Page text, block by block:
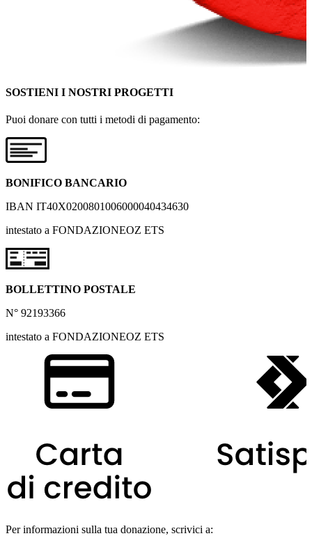
SOSTIENI I NOSTRI PROGETTI
Puoi donare con tutti i metodi di pagamento:
BONIFICO BANCARIO
IBAN IT40X0200801006000040434630
intestato a FONDAZIONEOZ ETS
BOLLETTINO POSTALE
N° 92193366
intestato a FONDAZIONEOZ ETS
Per informazioni sulla tua donazione, scrivici a: